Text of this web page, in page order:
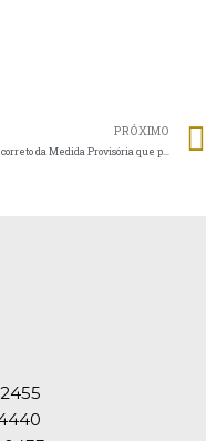
PRÓXIMO
Número correto da Medida Provisória que prorrogou Lei Geral de Proteção de Dados é MP 959/2020